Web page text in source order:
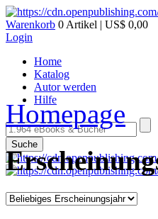
Warenkorb 0 Artikel | US$ 0,00
Login
Home
Katalog
Autor werden
Hilfe
Suche
Homepage